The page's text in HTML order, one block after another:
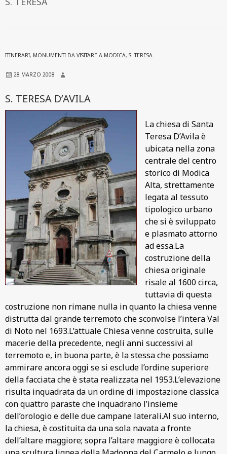
ITINERARI, MONUMENTI DA VISITARE A MODICA, S. TERESA
28 MARZO 2008
S. TERESA D’AVILA
La chiesa di Santa
Teresa D’Avila è
ubicata nella zona
centrale del centro
storico di Modica
Alta, strettamente
legata al tessuto
tipologico urbano
che si è sviluppato
e plasmato attorno
ad essa.La
costruzione della
chiesa originale
risale al 1600 circa,
tuttavia di questa
costruzione non rimane nulla in quanto la chiesa venne
distrutta dal grande terremoto che sconvolse l’intera Val
di Noto nel 1693.L’attuale Chiesa venne costruita, sulle
macerie della precedente, negli anni successivi al
terremoto e, in buona parte, è la stessa che possiamo
ammirare ancora oggi se si esclude l’ordine superiore
della facciata che è stata realizzata nel 1953.L’elevazione
risulta inquadrata da un ordine di impostazione classica
con quattro paraste che inquadrano l’insieme
dell’orologio e delle due campane laterali.Al suo interno,
la chiesa, è costituita da una sola navata a fronte
dell’altare maggiore; sopra l’altare maggiore è collocata